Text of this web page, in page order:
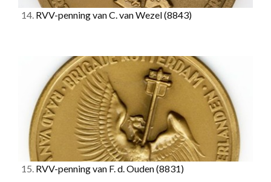
14. RVV-penning van C. van Wezel(8843)
15. RVV-penning van F. d. Ouden(8831)